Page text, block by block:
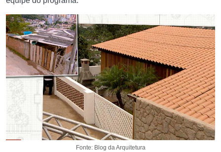
Fonte: Blog da Arquitetura